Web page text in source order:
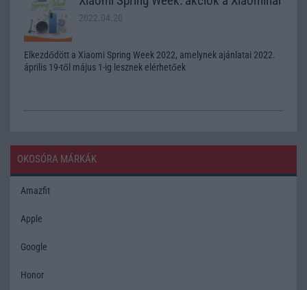
2022.04.20
Elkezdődött a Xiaomi Spring Week 2022, amelynek ajánlatai 2022.
április 19-től május 1-ig lesznek elérhetőek
OKOSÓRA MÁRKÁK
Amazfit
Apple
Google
Honor